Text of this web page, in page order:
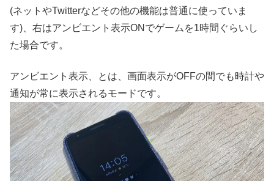
(ネットやTwitterなどその他の機能は普通に使っていま
す)、右はアンビエント表示ONでゲームを1時間ぐらいし
た場合です。
アンビエント表示、とは、画面表示がOFFの間でも時計や
通知が常に表示されるモードです。